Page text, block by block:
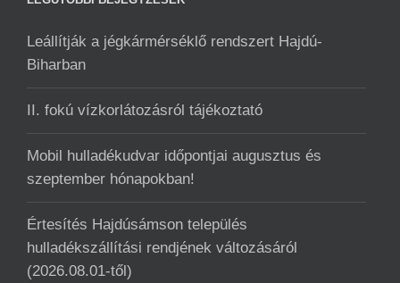
Leállítják a jégkármérséklő rendszert Hajdú-
Biharban
II. fokú vízkorlátozásról tájékoztató
Mobil hulladékudvar ️időpontjai augusztus és
szeptember hónapokban!
Értesítés Hajdúsámson település
hulladékszállítási rendjének változásáról
(2026.08.01-től)